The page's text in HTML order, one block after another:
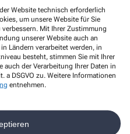
Website technisch erforderlich
um unsere Website für Sie
Mit Ihrer Zustimmung
unserer Website auch an
Ländern verarbeitet werden, in
besteht, stimmen Sie mit Ihrer
der Verarbeitung Ihrer Daten in
a DSGVO zu. Weitere Informationen
entnehmen.